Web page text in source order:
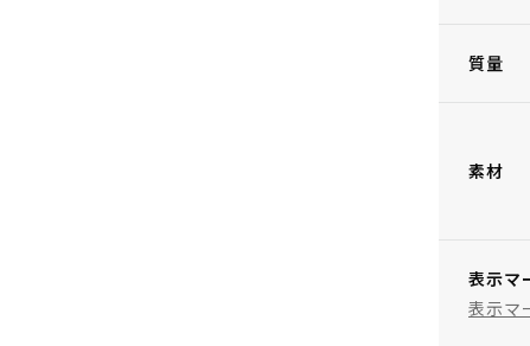
質量
素材
表示マ
表示マ